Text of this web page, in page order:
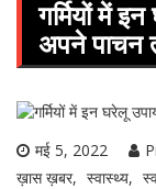
गर्मियों में
अपने पाचन
मई 5, 2022
ख़ास ख़बर
स्वास्थ्य